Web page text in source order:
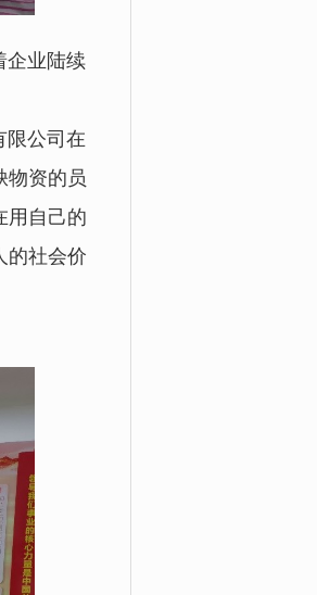
企业陆续
公司 在
物资的员
用自己的
的社会价